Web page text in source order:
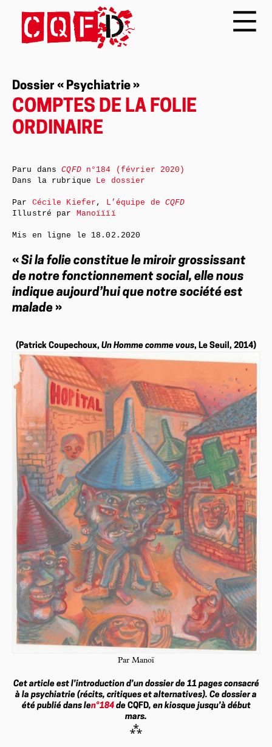
Dossier « Psychiatrie »
COMPTES DE LA FOLIE
ORDINAIRE
« Si la folie constitue le miroir grossissant
de notre fonctionnement social, elle nous
indique aujourd’hui que notre société est
malade »
(Patrick Coupechoux, Un Homme comme vous, Le Seuil, 2014)
Par Manoï
Cet article est l’introduction d’un dossier de 11 pages consacré
à la psychiatrie (récits, critiques et alternatives). Ce dossier a
été publié dans len°184de CQFD, en kiosque jusqu’à début
mars.
⁂
Paru dansCQFDn°184 (février 2020)
Dans la rubrique Le dossier
Par Cécile Kiefer , L’équipe deCQFD
Illustré par Manoïïïï
Mis en ligne le 18.02.2020